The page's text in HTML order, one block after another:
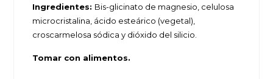
Ingredientes: Bis-glicinato de magnesio, celulosa
microcristalina, ácido esteárico (vegetal),
croscarmelosa sódica y dióxido del silicio.
Tomar con alimentos.